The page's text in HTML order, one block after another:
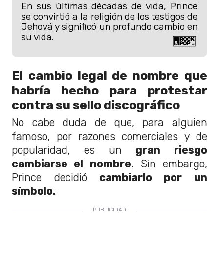
En sus últimas décadas de vida, Prince
se convirtió a la religión de los testigos de
Jehová y significó un profundo cambio en
su vida.
El cambio legal de nombre que
habría hecho para protestar
contra su sello discográfico
No cabe duda de que, para alguien
famoso, por razones comerciales y de
popularidad, es un gran riesgo
cambiarse el nombre. Sin embargo,
Prince decidiócambiarlo por un
símbolo.